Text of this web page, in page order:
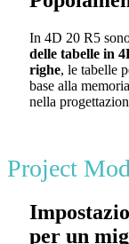
In 4D 20 R5
delle tabelle in
righe, le tabelle
base alla
nella
Project
per un